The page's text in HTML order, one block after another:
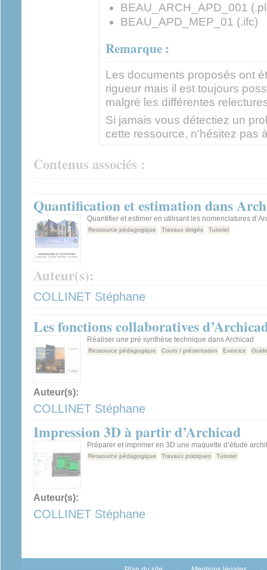
BEAU_ARCH_APD_001
BEAU_APD_MEP_01 (.ifc)
Remarque :
Les documents proposés ont
rigueur mais il est toujours
malgré les différentes
Si jamais vous détectiez un
cette ressource, n'hésitez pas
Contenus associés :
Quantification et estimation dans
Quantifier et estimer en utilisant les nomenclatures
Ressource pédagogique Travaux dirigés Tutoriel
Auteur(s):
COLLINET Stéphane
Les fonctions collaboratives
Réaliser une pré synthèse technique dans Archicad
Ressource pédagogique Cours / présentation Exercice
Auteur(s):
COLLINET Stéphane
Impression 3D à partir d’Archicad
Préparer et imprimer en 3D une maquette d’étude
Ressource pédagogique Travaux pratiques Tutoriel
Auteur(s):
COLLINET Stéphane